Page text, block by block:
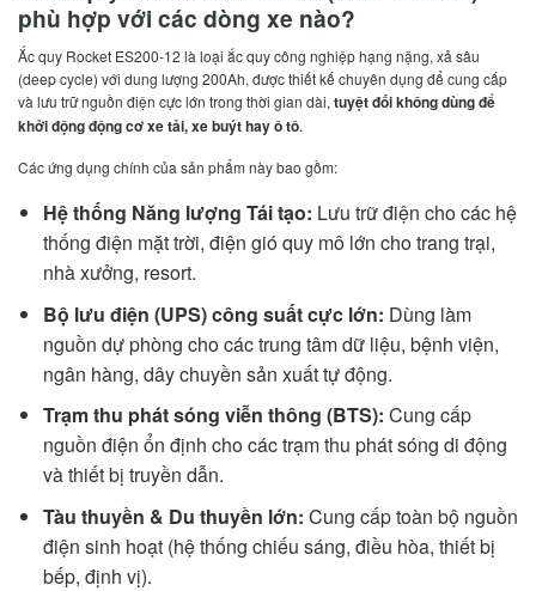
phù hợp với các dòng xe nào?
Ắc quy Rocket ES200-12 là loại ắc quy công nghiệp hạng nặng, xả sâu
(deep cycle) với dung lượng 200Ah, được thiết kế chuyên dụng để cung cấp
và lưu trữ nguồn điện cực lớn trong thời gian dài, tuyệt đối không dùng để
khởi động động cơ xe tải, xe buýt hay ô tô.
Các ứng dụng chính của sản phẩm này bao gồm:
Hệ thống Năng lượng Tái tạo: Lưu trữ điện cho các hệ
thống điện mặt trời, điện gió quy mô lớn cho trang trại,
nhà xưởng, resort.
Bộ lưu điện (UPS) công suất cực lớn: Dùng làm
nguồn dự phòng cho các trung tâm dữ liệu, bệnh viện,
ngân hàng, dây chuyền sản xuất tự động.
Trạm thu phát sóng viễn thông (BTS): Cung cấp
nguồn điện ổn định cho các trạm thu phát sóng di động
và thiết bị truyền dẫn.
Tàu thuyền & Du thuyền lớn: Cung cấp toàn bộ nguồn
điện sinh hoạt (hệ thống chiếu sáng, điều hòa, thiết bị
bếp, định vị).